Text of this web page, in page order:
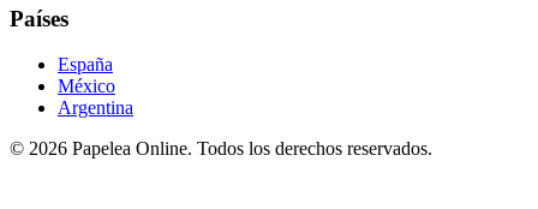
Países
España
México
Argentina
© 2026 Papelea Online. Todos los derechos reservados.